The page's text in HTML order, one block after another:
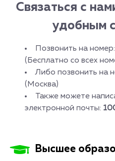
Связаться с
удобным
Позвонить на номер:
(Бесплатно со всех
Либо позвонить на
(Москва)
Также можете
электронной почты:
Высшее